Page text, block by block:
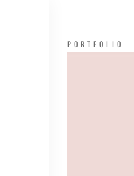
PORTFOLIO